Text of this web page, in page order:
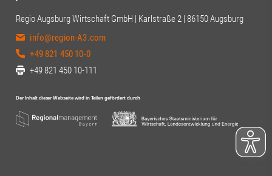
Regio Augsburg Wirtschaft GmbH | Karlstraße 2 | 86150 Augsburg
info@region-A3.com
+49 821 450 10-0
+49 821 450 10-111